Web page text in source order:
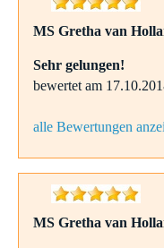
MS Gretha van
Sehr gelungen!
bewertet am
alle Bewertungen
MS Gretha van